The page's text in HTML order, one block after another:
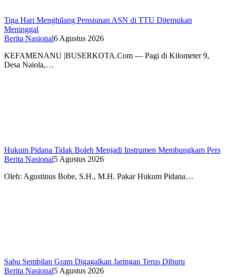
Tiga Hari Menghilang Pensiunan ASN di TTU Ditemukan
Meninggal
Berita Nasional6 Agustus 2026
KEFAMENANU |BUSERKOTA.Com — Pagi di Kilometer 9,
Desa Naiola,…
Hukum Pidana Tidak Boleh Menjadi Instrumen Membungkam Pers
Berita Nasional5 Agustus 2026
Oleh: Agustinus Bobe, S.H., M.H. Pakar Hukum Pidana…
Sabu Sembilan Gram Digagalkan Jaringan Terus Diburu
Berita Nasional5 Agustus 2026